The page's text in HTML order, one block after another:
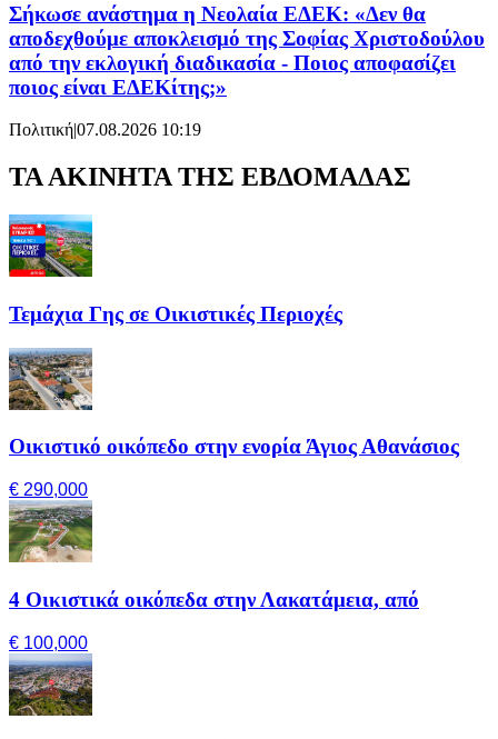
Σήκωσε ανάστημα η Νεολαία ΕΔΕΚ: «Δεν θα
αποδεχθούμε αποκλεισμό της Σοφίας Χριστοδούλου
από την εκλογική διαδικασία - Ποιος αποφασίζει
ποιος είναι ΕΔΕΚίτης;»
Πολιτική|07.08.2026 10:19
ΤΑ ΑΚΙΝΗΤΑ ΤΗΣ ΕΒΔΟΜΑΔΑΣ
Τεμάχια Γης σε Οικιστικές Περιοχές
Οικιστικό οικόπεδο στην ενορία Άγιος Αθανάσιος
€ 290,000
4 Οικιστικά οικόπεδα στην Λακατάμεια, από
€ 100,000